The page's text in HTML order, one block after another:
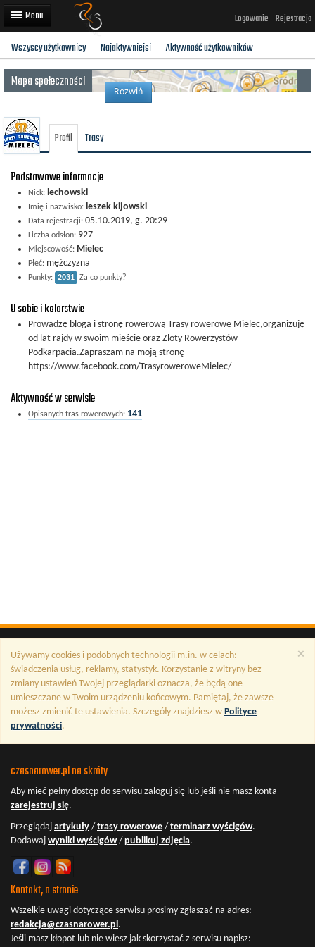
Logowanie Rejestracja
Artykuły
Trasy rowerowe
Wyścigi rowerowe
Użytkownicy
Dodaj
Wszyscy użytkownicy Najaktywniejsi Aktywność użytkowników
Mapa społeczności
Rozwiń
Profil Trasy
Podstawowe informacje
Nick: lechowski
Imię i nazwisko: leszek kijowski
Data rejestracji: 05.10.2019, g. 20:29
Liczba odsłon: 927
Miejscowość: Mielec
Płeć: mężczyzna
Punkty: 2031 Za co punkty?
O sobie i kolarstwie
Prowadzę bloga i stronę rowerową Trasy rowerowe Mielec,organizuję
od lat rajdy w swoim mieście oraz Zloty Rowerzystów
Podkarpacia.Zapraszam na moją stronę
https://www.facebook.com/TrasyroweroweMielec/
Aktywność w serwisie
Opisanych tras rowerowych: 141
×
Używamy cookies i podobnych technologii m.in. w celach:
świadczenia usług, reklamy, statystyk. Korzystanie z witryny bez
zmiany ustawień Twojej przeglądarki oznacza, że będą one
umieszczane w Twoim urządzeniu końcowym. Pamiętaj, że zawsze
możesz zmienić te ustawienia. Szczegóły znajdziesz w Polityce
prywatności.
czasnarower.pl na skróty
Aby mieć pełny dostęp do serwisu zaloguj się lub jeśli nie masz konta
zarejestruj się.
Przeglądaj artykuły / trasy rowerowe / terminarz wyścigów.
Dodawaj wyniki wyścigów/ publikuj zdjęcia.
Kontakt, o stronie
Wszelkie uwagi dotyczące serwisu prosimy zgłaszać na adres:
redakcja@czasnarower.pl.
Jeśli masz kłopot lub nie wiesz jak skorzystać z serwisu napisz: